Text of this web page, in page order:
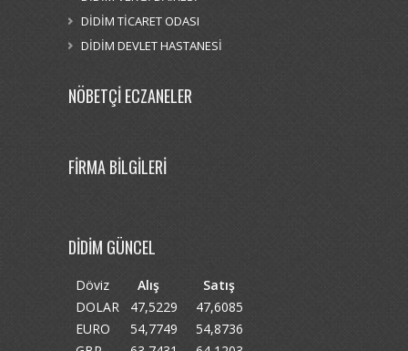
DİDİM TİCARET ODASI
DİDİM DEVLET HASTANESİ
NÖBETÇİ ECZANELER
FİRMA BİLGİLERİ
DİDİM GÜNCEL
Döviz Alış
Satış
DOLAR
47,5229
47,6085
EURO
54,7749
54,8736